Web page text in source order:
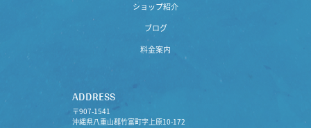
ショップ紹介
ブログ
料金案内
ADDRESS
〒907-1541
沖縄県八重山郡竹富町字上原10-172